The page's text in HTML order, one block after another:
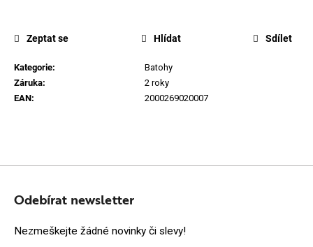
Kategorie:
Batohy
Záruka:
2 roky
EAN: 2000269020007
Zeptat se Hlídat Sdílet
Z
Odebírat newsletter
Nezmeškejte žádné novinky či slevy!